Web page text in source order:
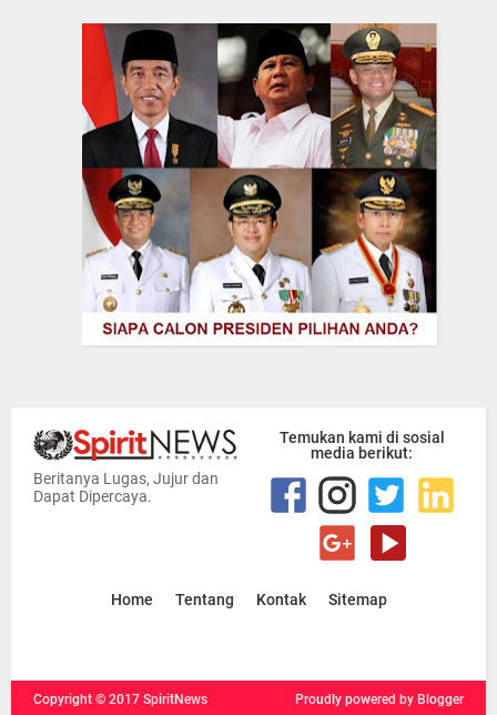
Beritanya Lugas, Jujur dan
Dapat Dipercaya.
Temukan kami di sosial
media berikut:
Home Tentang Kontak Sitemap
Copyright © 2017 SpiritNews Proudly powered by Blogger